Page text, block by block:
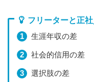
フリーターと正
生涯年収の差
社会的信用の差
選択肢の差